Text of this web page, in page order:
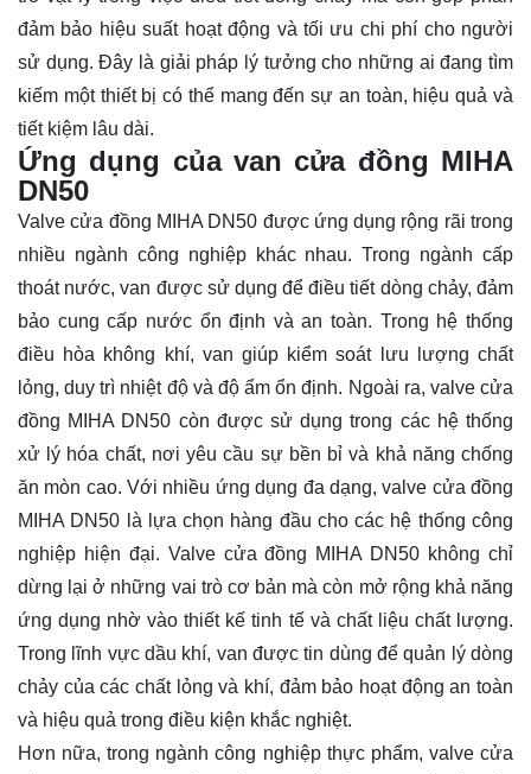
đảm bảo hiệu suất hoạt động và tối ưu chi phí cho người
sử dụng. Đây là giải pháp lý tưởng cho những ai đang tìm
kiếm một thiết bị có thể mang đến sự an toàn, hiệu quả và
tiết kiệm lâu dài.
Ứng dụng của van cửa đồng MIHA
DN50
Valve cửa đồng MIHA DN50 được ứng dụng rộng rãi trong
nhiều ngành công nghiệp khác nhau. Trong ngành cấp
thoát nước, van được sử dụng để điều tiết dòng chảy, đảm
bảo cung cấp nước ổn định và an toàn. Trong hệ thống
điều hòa không khí, van giúp kiểm soát lưu lượng chất
lỏng, duy trì nhiệt độ và độ ẩm ổn định. Ngoài ra, valve cửa
đồng MIHA DN50 còn được sử dụng trong các hệ thống
xử lý hóa chất, nơi yêu cầu sự bền bỉ và khả năng chống
ăn mòn cao. Với nhiều ứng dụng đa dạng, valve cửa đồng
MIHA DN50 là lựa chọn hàng đầu cho các hệ thống công
nghiệp hiện đại. Valve cửa đồng MIHA DN50 không chỉ
dừng lại ở những vai trò cơ bản mà còn mở rộng khả năng
ứng dụng nhờ vào thiết kế tinh tế và chất liệu chất lượng.
Trong lĩnh vực dầu khí, van được tin dùng để quản lý dòng
chảy của các chất lỏng và khí, đảm bảo hoạt động an toàn
và hiệu quả trong điều kiện khắc nghiệt.
Hơn nữa, trong ngành công nghiệp thực phẩm, valve cửa